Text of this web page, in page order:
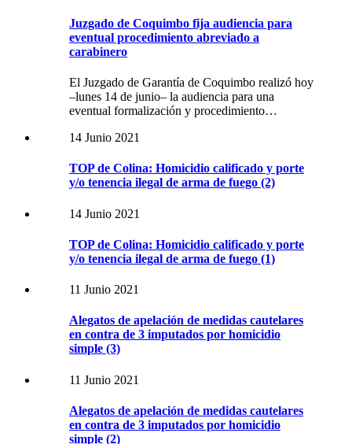
Juzgado de Coquimbo fija audiencia para
eventual procedimiento abreviado a
carabinero
El Juzgado de Garantía de Coquimbo realizó hoy
–lunes 14 de junio– la audiencia para una
eventual formalización y procedimiento…
14 Junio 2021
TOP de Colina: Homicidio calificado y porte
y/o tenencia ilegal de arma de fuego (2)
14 Junio 2021
TOP de Colina: Homicidio calificado y porte
y/o tenencia ilegal de arma de fuego (1)
11 Junio 2021
Alegatos de apelación de medidas cautelares
en contra de 3 imputados por homicidio
simple (3)
11 Junio 2021
Alegatos de apelación de medidas cautelares
en contra de 3 imputados por homicidio
simple (2)